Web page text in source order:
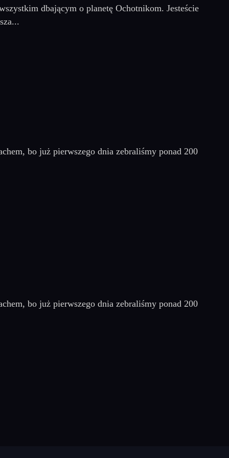
dbającym o planetę Ochotnikom. Jesteście
bo już pierwszego dnia zebraliśmy ponad 200
bo już pierwszego dnia zebraliśmy ponad 200